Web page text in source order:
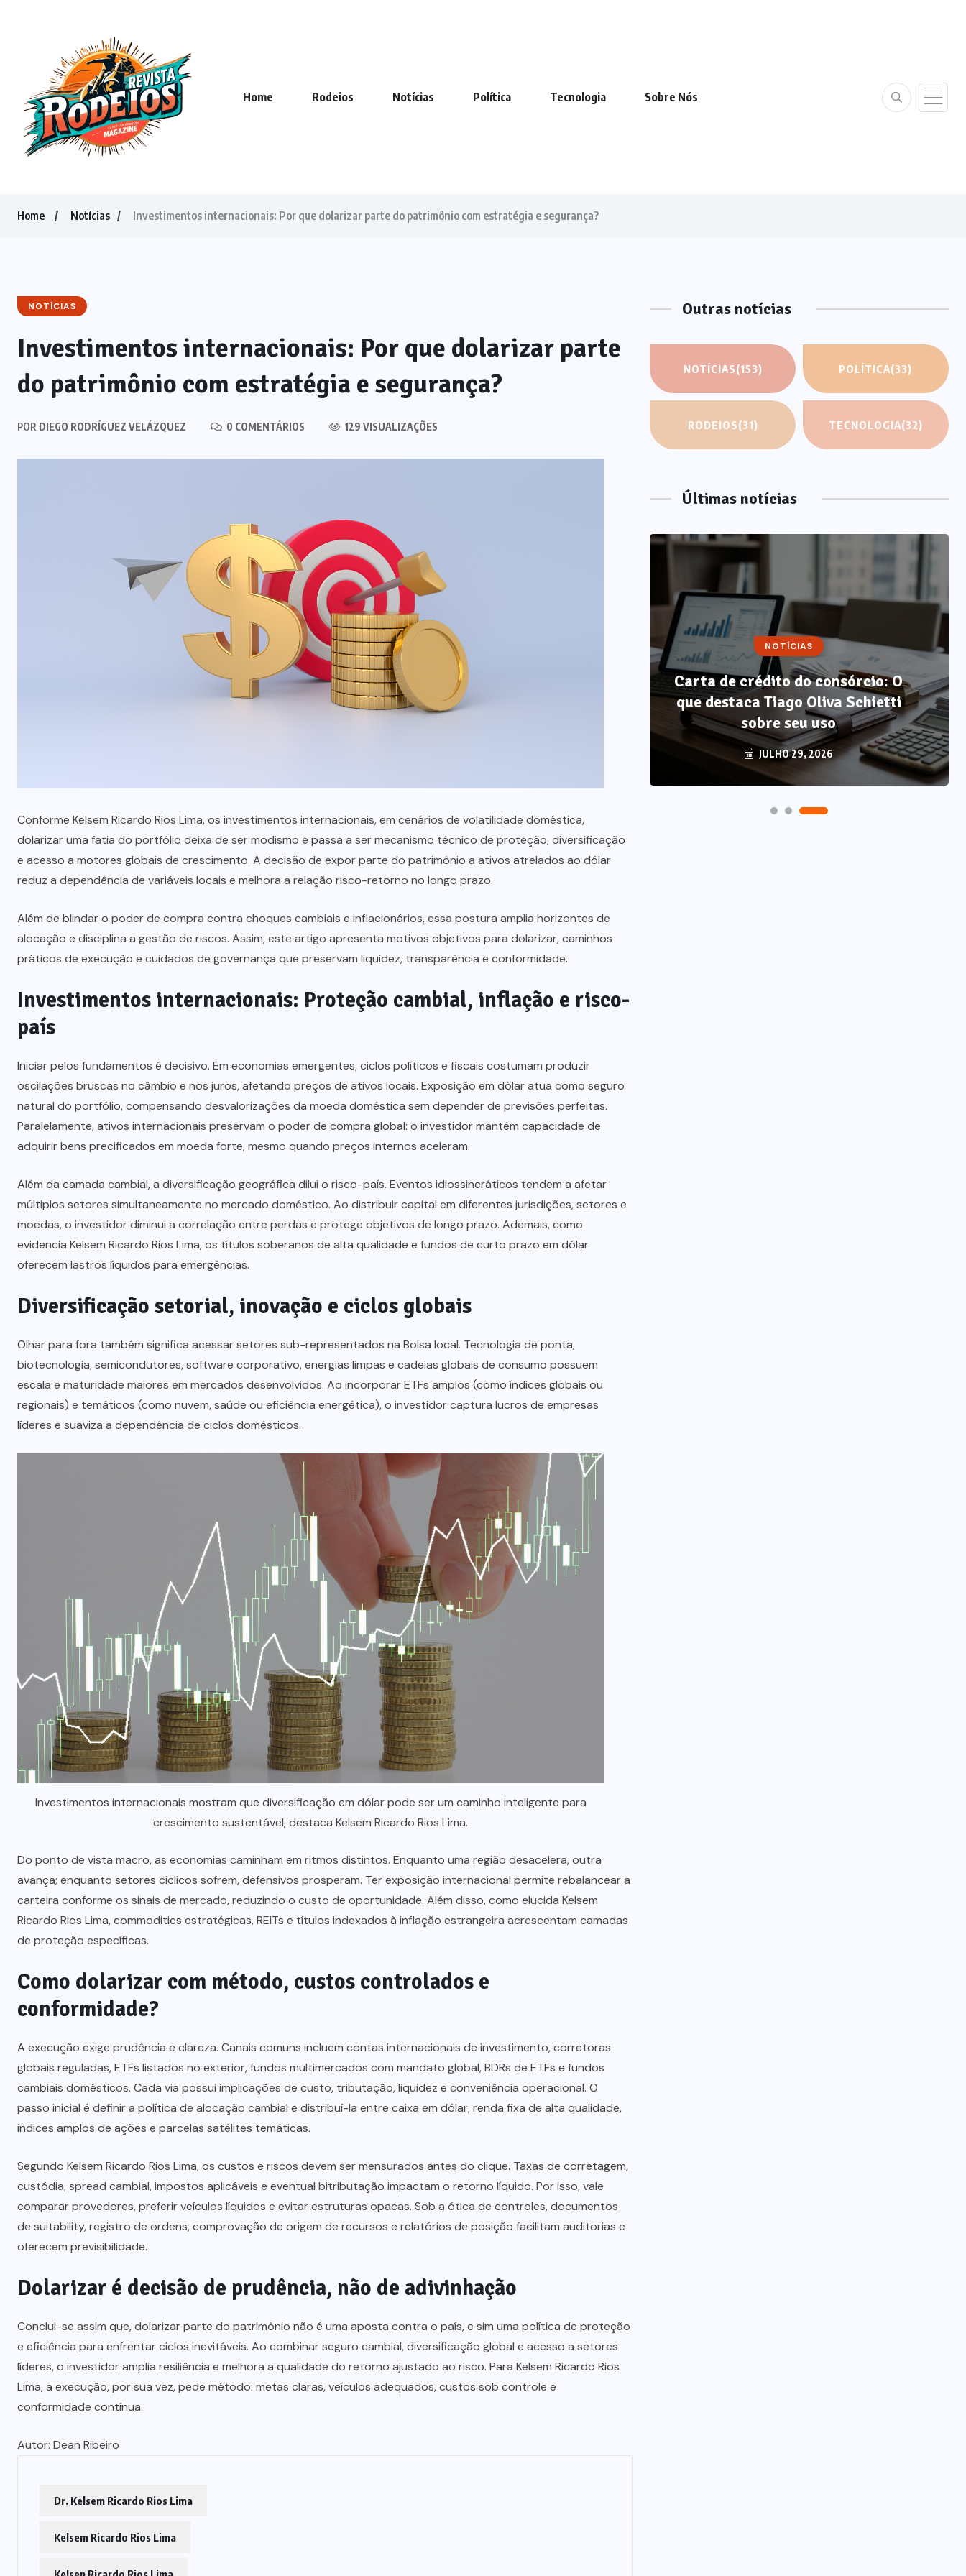
Home Rodeios Notícias Política Tecnologia Sobre Nós
Home Notícias Investimentos internacionais: Por que dolarizar parte do patrimônio com estratégia e segurança?
NOTÍCIAS
Investimentos internacionais: Por que dolarizar parte
do patrimônio com estratégia e segurança?
POR DIEGO RODRÍGUEZ VELÁZQUEZ 0 COMENTÁRIOS 129 VISUALIZAÇÕES
Conforme Kelsem Ricardo Rios Lima, os investimentos internacionais, em cenários de volatilidade doméstica,
dolarizar uma fatia do portfólio deixa de ser modismo e passa a ser mecanismo técnico de proteção, diversificação
e acesso a motores globais de crescimento. A decisão de expor parte do patrimônio a ativos atrelados ao dólar
reduz a dependência de variáveis locais e melhora a relação risco-retorno no longo prazo.
Além de blindar o poder de compra contra choques cambiais e inflacionários, essa postura amplia horizontes de
alocação e disciplina a gestão de riscos. Assim, este artigo apresenta motivos objetivos para dolarizar, caminhos
práticos de execução e cuidados de governança que preservam liquidez, transparência e conformidade.
Investimentos internacionais: Proteção cambial, inflação e risco-
país
Iniciar pelos fundamentos é decisivo. Em economias emergentes, ciclos políticos e fiscais costumam produzir
oscilações bruscas no câmbio e nos juros, afetando preços de ativos locais. Exposição em dólar atua como seguro
natural do portfólio, compensando desvalorizações da moeda doméstica sem depender de previsões perfeitas.
Paralelamente, ativos internacionais preservam o poder de compra global: o investidor mantém capacidade de
adquirir bens precificados em moeda forte, mesmo quando preços internos aceleram.
Além da camada cambial, a diversificação geográfica dilui o risco-país. Eventos idiossincráticos tendem a afetar
múltiplos setores simultaneamente no mercado doméstico. Ao distribuir capital em diferentes jurisdições, setores e
moedas, o investidor diminui a correlação entre perdas e protege objetivos de longo prazo. Ademais, como
evidencia Kelsem Ricardo Rios Lima, os títulos soberanos de alta qualidade e fundos de curto prazo em dólar
oferecem lastros líquidos para emergências.
Diversificação setorial, inovação e ciclos globais
Olhar para fora também significa acessar setores sub-representados na Bolsa local. Tecnologia de ponta,
biotecnologia, semicondutores, software corporativo, energias limpas e cadeias globais de consumo possuem
escala e maturidade maiores em mercados desenvolvidos. Ao incorporar ETFs amplos (como índices globais ou
regionais) e temáticos (como nuvem, saúde ou eficiência energética), o investidor captura lucros de empresas
líderes e suaviza a dependência de ciclos domésticos.
Investimentos internacionais mostram que diversificação em dólar pode ser um caminho inteligente para
crescimento sustentável, destaca Kelsem Ricardo Rios Lima.
Do ponto de vista macro, as economias caminham em ritmos distintos. Enquanto uma região desacelera, outra
avança; enquanto setores cíclicos sofrem, defensivos prosperam. Ter exposição internacional permite rebalancear a
carteira conforme os sinais de mercado, reduzindo o custo de oportunidade. Além disso, como elucida Kelsem
Ricardo Rios Lima, commodities estratégicas, REITs e títulos indexados à inflação estrangeira acrescentam camadas
de proteção específicas.
Como dolarizar com método, custos controlados e
conformidade?
A execução exige prudência e clareza. Canais comuns incluem contas internacionais de investimento, corretoras
globais reguladas, ETFs listados no exterior, fundos multimercados com mandato global, BDRs de ETFs e fundos
cambiais domésticos. Cada via possui implicações de custo, tributação, liquidez e conveniência operacional. O
passo inicial é definir a política de alocação cambial e distribuí-la entre caixa em dólar, renda fixa de alta qualidade,
índices amplos de ações e parcelas satélites temáticas.
Segundo Kelsem Ricardo Rios Lima, os custos e riscos devem ser mensurados antes do clique. Taxas de corretagem,
custódia, spread cambial, impostos aplicáveis e eventual bitributação impactam o retorno líquido. Por isso, vale
comparar provedores, preferir veículos líquidos e evitar estruturas opacas. Sob a ótica de controles, documentos
de suitability, registro de ordens, comprovação de origem de recursos e relatórios de posição facilitam auditorias e
oferecem previsibilidade.
Dolarizar é decisão de prudência, não de adivinhação
Conclui-se assim que, dolarizar parte do patrimônio não é uma aposta contra o país, e sim uma política de proteção
e eficiência para enfrentar ciclos inevitáveis. Ao combinar seguro cambial, diversificação global e acesso a setores
líderes, o investidor amplia resiliência e melhora a qualidade do retorno ajustado ao risco. Para Kelsem Ricardo Rios
Lima, a execução, por sua vez, pede método: metas claras, veículos adequados, custos sob controle e
conformidade contínua.
Autor: Dean Ribeiro
Dr. Kelsem Ricardo Rios Lima
Kelsem Ricardo Rios Lima
Outras notícias
NOTÍCIAS(153) POLÍTICA(33)
RODEIOS(31) TECNOLOGIA(32)
Últimas notícias
NOTÍCIAS
Método LP: por que autonomia
alimentar é o único resultado
IA generativa na educação: por
que professores estão divididos
entre novas possibilidades e
novos riscos em sala de aula,
NOTÍCIAS
Carta de crédito do consórcio: O
que destaca Tiago Oliva Schietti
sobre seu uso
JULHO 29, 2026